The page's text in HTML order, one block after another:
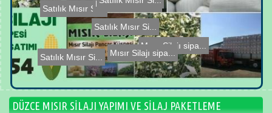
Satılık Mısır Si...
Mısır Silajı sipa...
Satılık Mısır Si...
Mısır silajı sipa...
Satılık Mısır Si...
Mısır Silajı sipa...
Satılık Mısır Si...
DÜZCE MISIR SİLAJI YAPIMI VE SİLAJ PAKETLEME